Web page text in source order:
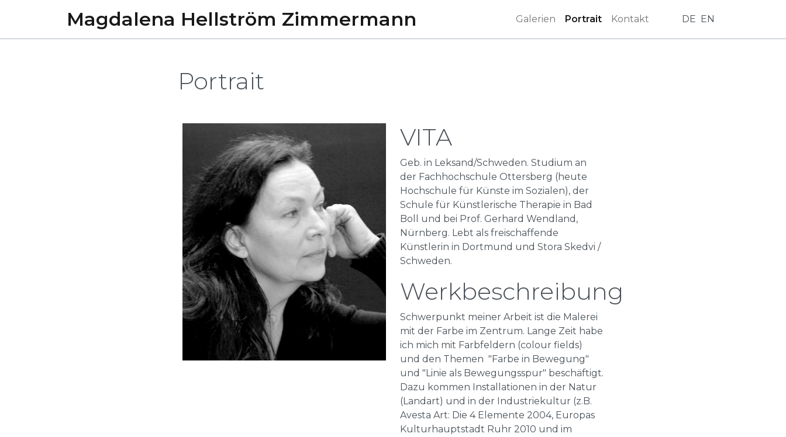
Magdalena Hellström Zimmermann Galerien Portrait Kontakt DE EN
Portrait
VITA
Geb. in Leksand/Schweden. Studium an
der Fachhochschule Ottersberg (heute
Hochschule für Künste im Sozialen), der
Schule für Künstlerische Therapie in Bad
Boll und bei Prof. Gerhard Wendland,
Nürnberg. Lebt als freischaffende
Künstlerin in Dortmund und Stora Skedvi /
Schweden.
Werkbeschreibung
Schwerpunkt meiner Arbeit ist die Malerei
mit der Farbe im Zentrum. Lange Zeit habe
ich mich mit Farbfeldern (colour fields)
und den Themen "Farbe in Bewegung"
und "Linie als Bewegungsspur" beschäftigt.
Dazu kommen Installationen in der Natur
(Landart) und in der Industriekultur (z.B.
Avesta Art: Die 4 Elemente 2004, Europas
Kulturhauptstadt Ruhr 2010 und im